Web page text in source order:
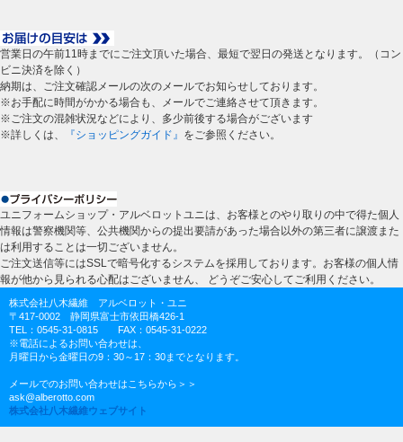
営業日の午前11時までにご注文頂いた場合、最短で翌日の発送となります。（コン
ビニ決済を除く）
納期は、ご注文確認メールの次のメールでお知らせしております。
※お手配に時間がかかる場合も、メールでご連絡させて頂きます。
※ご注文の混雑状況などにより、多少前後する場合がございます
※詳しくは、
『ショッピングガイド』 をご参照ください。
ユニフォームショップ・アルベロットユニは、お客様とのやり取りの中で得た個人
情報は警察機関等、公共機関からの提出要請があった場合以外の第三者に譲渡また
は利用することは一切ございません。
ご注文送信等にはSSLで暗号化するシステムを採用しております。お客様の個人情
報が他から見られる心配はございません、 どうぞご安心してご利用ください。
株式会社八木繊維 アルベロット・ユニ
〒417-0002 静岡県富士市依田橋426-1
TEL：0545-31-0815 FAX：0545-31-0222
※電話によるお問い合わせは、
月曜日から金曜日の9：30～17：30までとなります。
メールでのお問い合わせはこちらから＞＞
ask@alberotto.com
株式会社八木繊維ウェブサイト